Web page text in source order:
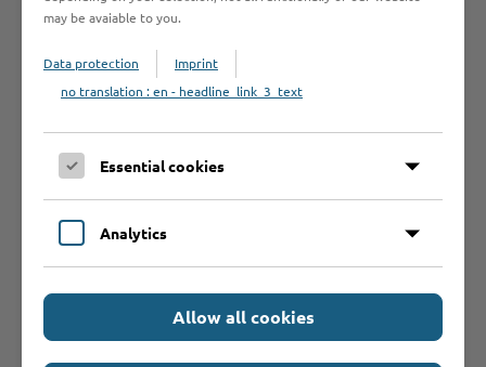
Was sollte ich
noch wissen?
Weiterführende
Informationen
Hilfe & Kontakt:
may be avaiable to you.
Data protection
Imprint
no translation : en - headline_link_3_text
Essential cookies
Analytics
Allow all cookies